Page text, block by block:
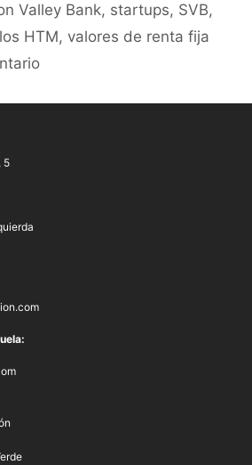
Valley Bank, startups, SVB,
HTM, valores de renta fija
5